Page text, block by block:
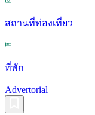
สถานที่ท่องเที่ยว
ที่พัก
Advertorial